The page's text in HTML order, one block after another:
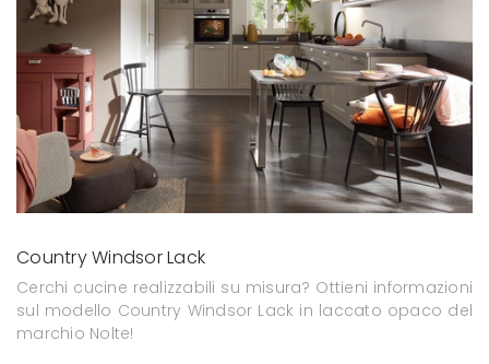
Country Windsor Lack
Cerchi cucine realizzabili su misura? Ottieni informazioni
sul modello Country Windsor Lack in laccato opaco del
marchio Nolte!